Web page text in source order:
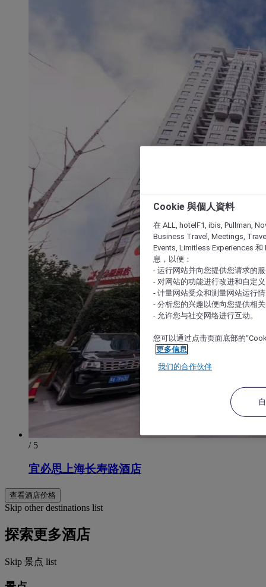
/ 5
宜必思上海长寿路酒店
查看酒店价格
Skip other destinations list
探索更多酒店
Skip 景点 list
Cookie 與個人資料
在 ALL, hotelF1, ibis, Pullman,
Business Travel, Meetings,
Events, Limitless Experiences 和
息，以便：
- 运行网站并向您提供您请求的
- 对网站的功能进行改进和自定义
- 计量网站受众和测量网站运行
- 分析您的兴趣以便向您提供相
- 允许您与社交网络进行互动。
您可以通过点击页面底部的
更多信息
我们的合作伙伴